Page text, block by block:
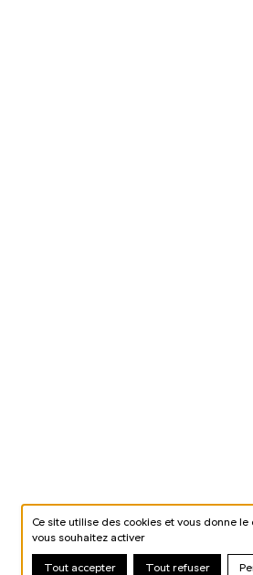
Ce site utilise des cookies et vous donne
vous souhaitez activer
Tout accepter Tout refuser